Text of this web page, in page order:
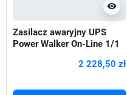
visibility
Zasilacz awaryjny UPS
Power Walker On-Line 1/1
2 228,50 zł